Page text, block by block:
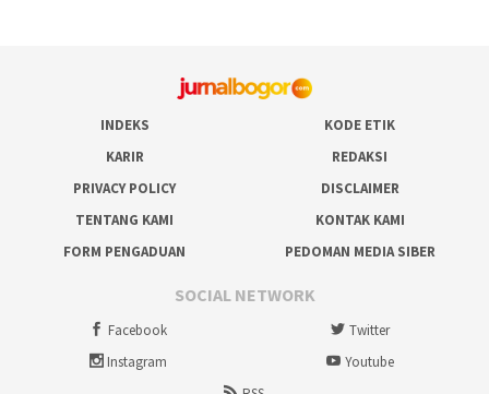
INDEKS
KODE ETIK
KARIR
REDAKSI
PRIVACY POLICY
DISCLAIMER
TENTANG KAMI
KONTAK KAMI
FORM PENGADUAN
PEDOMAN MEDIA SIBER
SOCIAL NETWORK
Facebook
Twitter
Instagram
Youtube